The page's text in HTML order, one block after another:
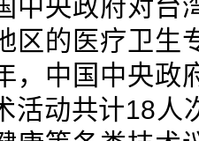
中央政府对台
区的医疗卫生
，中国中央政
活动共计18人